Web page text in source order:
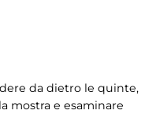
da dietro le quinte,
mostra e esaminare